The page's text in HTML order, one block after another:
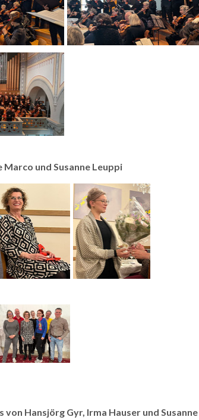
und Susanne Leuppi
von Hansjörg Gyr, Irma Hauser und Susanne